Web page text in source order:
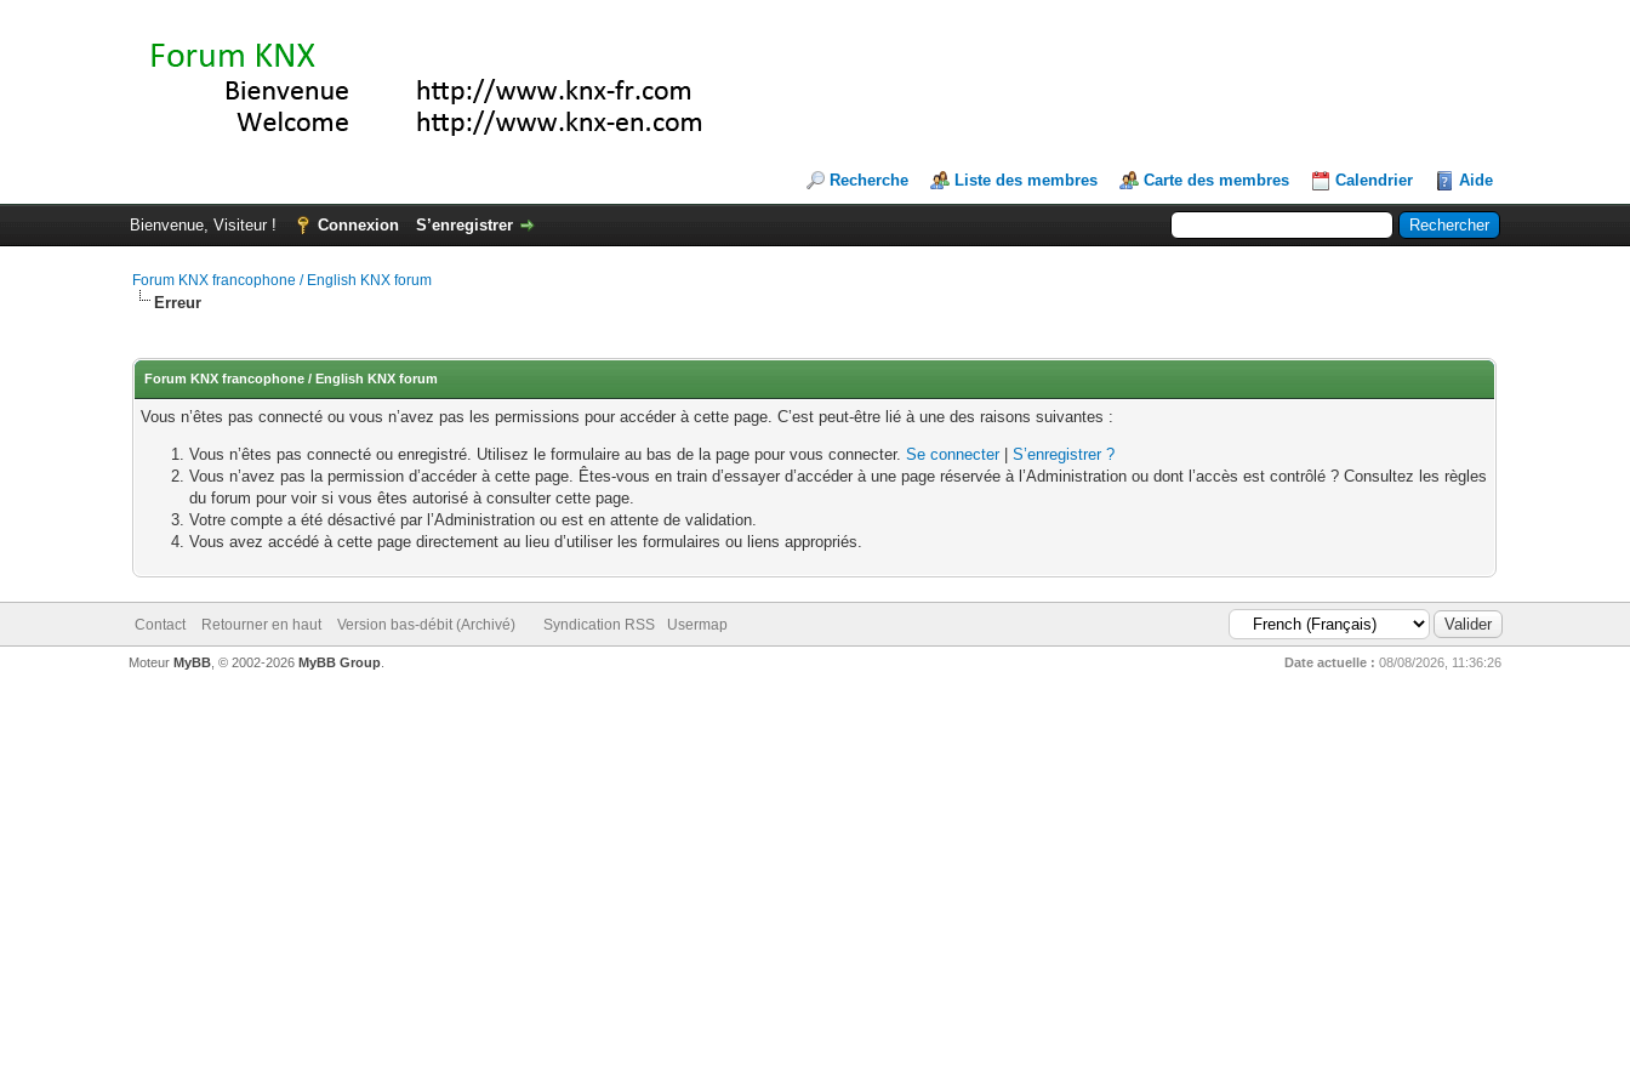
Recherche Liste des membres Carte des membres Calendrier Aide
Bienvenue, Visiteur ! Connexion S’enregistrer
Forum KNX francophone / English KNX forum
Erreur
Forum KNX francophone / English KNX forum
Vous n’êtes pas connecté ou vous n’avez pas les permissions pour accéder à cette page. C’est peut-être lié à une des raisons suivantes :
Vous n’êtes pas connecté ou enregistré. Utilisez le formulaire au bas de la page pour vous connecter.Se connecter|S’enregistrer ?
Vous n’avez pas la permission d’accéder à cette page. Êtes-vous en train d’essayer d’accéder à une page réservée à l’Administration ou dont l’accès est contrôlé ? Consultez les règles
du forum pour voir si vous êtes autorisé à consulter cette page.
Votre compte a été désactivé par l’Administration ou est en attente de validation.
Vous avez accédé à cette page directement au lieu d’utiliser les formulaires ou liens appropriés.
Contact Retourner en haut Version bas-débit (Archivé) Syndication RSS Usermap
Date actuelle : 08/08/2026, 11:36:26
Moteur MyBB, © 2002-2026 MyBB Group.